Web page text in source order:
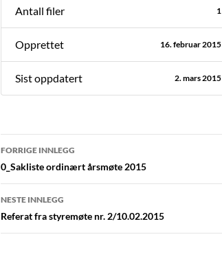
Antall filer 1
Opprettet 16. februar 2015
Sist oppdatert 2. mars 2015
Innleggsnavigasjon
FORRIGE INNLEGG
0_Sakliste ordinært årsmøte 2015
NESTE INNLEGG
Referat fra styremøte nr. 2/10.02.2015